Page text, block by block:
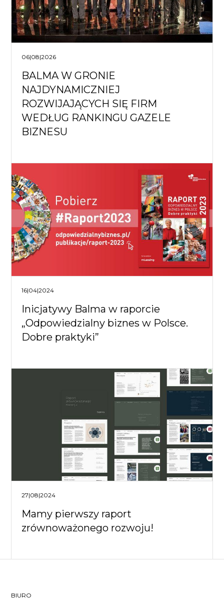
06|08|2026
BALMA W GRONIE
NAJDYNAMICZNIEJ
ROZWIJAJĄCYCH SIĘ FIRM
WEDŁUG RANKINGU GAZELE
BIZNESU
16|04|2024
Inicjatywy Balma w raporcie
„Odpowiedzialny biznes w Polsce.
Dobre praktyki”
27|08|2024
Mamy pierwszy raport
zrównoważonego rozwoju!
BIURO